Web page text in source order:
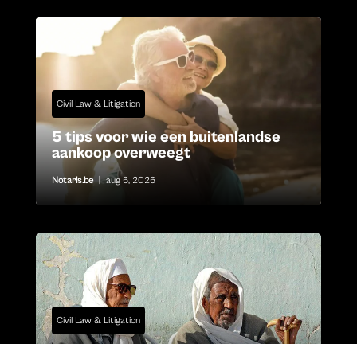
Civil Law & Litigation
5 tips voor wie een buitenlandse
aankoop overweegt
Notaris.be | aug 6, 2026
Civil Law & Litigation